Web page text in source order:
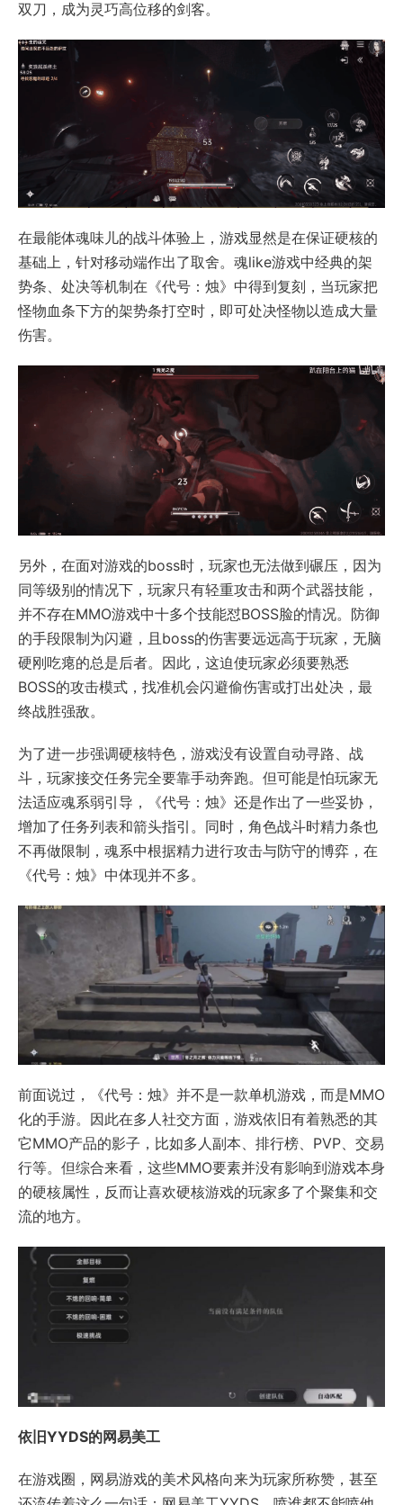
双刀，成为灵巧高位移的剑客。
在最能体魂味儿的战斗体验上，游戏显然是在保证硬核的
基础上，针对移动端作出了取舍。魂like游戏中经典的架
势条、处决等机制在《代号：烛》中得到复刻，当玩家把
怪物血条下方的架势条打空时，即可处决怪物以造成大量
伤害。
另外，在面对游戏的boss时，玩家也无法做到碾压，因为
同等级别的情况下，玩家只有轻重攻击和两个武器技能，
并不存在MMO游戏中十多个技能怼BOSS脸的情况。防御
的手段限制为闪避，且boss的伤害要远远高于玩家，无脑
硬刚吃瘪的总是后者。因此，这迫使玩家必须要熟悉
BOSS的攻击模式，找准机会闪避偷伤害或打出处决，最
终战胜强敌。
为了进一步强调硬核特色，游戏没有设置自动寻路、战
斗，玩家接交任务完全要靠手动奔跑。但可能是怕玩家无
法适应魂系弱引导，《代号：烛》还是作出了一些妥协，
增加了任务列表和箭头指引。同时，角色战斗时精力条也
不再做限制，魂系中根据精力进行攻击与防守的博弈，在
《代号：烛》中体现并不多。
前面说过，《代号：烛》并不是一款单机游戏，而是MMO
化的手游。因此在多人社交方面，游戏依旧有着熟悉的其
它MMO产品的影子，比如多人副本、排行榜、PVP、交易
行等。但综合来看，这些MMO要素并没有影响到游戏本身
的硬核属性，反而让喜欢硬核游戏的玩家多了个聚集和交
流的地方。
依旧YYDS的网易美工
在游戏圈，网易游戏的美术风格向来为玩家所称赞，甚至